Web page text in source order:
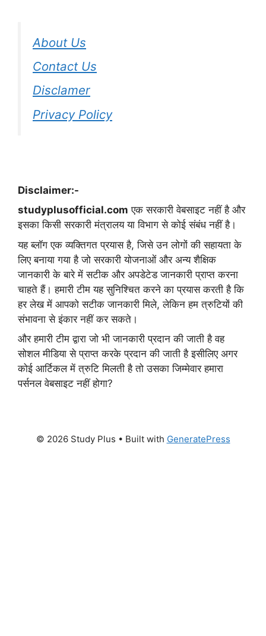
About Us
Contact Us
Disclamer
Privacy Policy
Disclaimer:-
studyplusofficial.com एक सरकारी वेबसाइट नहीं है और
इसका किसी सरकारी मंत्रालय या विभाग से कोई संबंध नहीं है।
यह ब्लॉग एक व्यक्तिगत प्रयास है, जिसे उन लोगों की सहायता के
लिए बनाया गया है जो सरकारी योजनाओं और अन्य शैक्षिक
जानकारी के बारे में सटीक और अपडेटेड जानकारी प्राप्त करना
चाहते हैं। हमारी टीम यह सुनिश्चित करने का प्रयास करती है कि
हर लेख में आपको सटीक जानकारी मिले, लेकिन हम त्रुटियों की
संभावना से इंकार नहीं कर सकते।
और हमारी टीम द्वारा जो भी जानकारी प्रदान की जाती है वह
सोशल मीडिया से प्राप्त करके प्रदान की जाती है इसीलिए अगर
कोई आर्टिकल में त्रुटि मिलती है तो उसका जिम्मेवार हमारा
पर्सनल वेबसाइट नहीं होगा?
© 2026 Study Plus • Built with GeneratePress